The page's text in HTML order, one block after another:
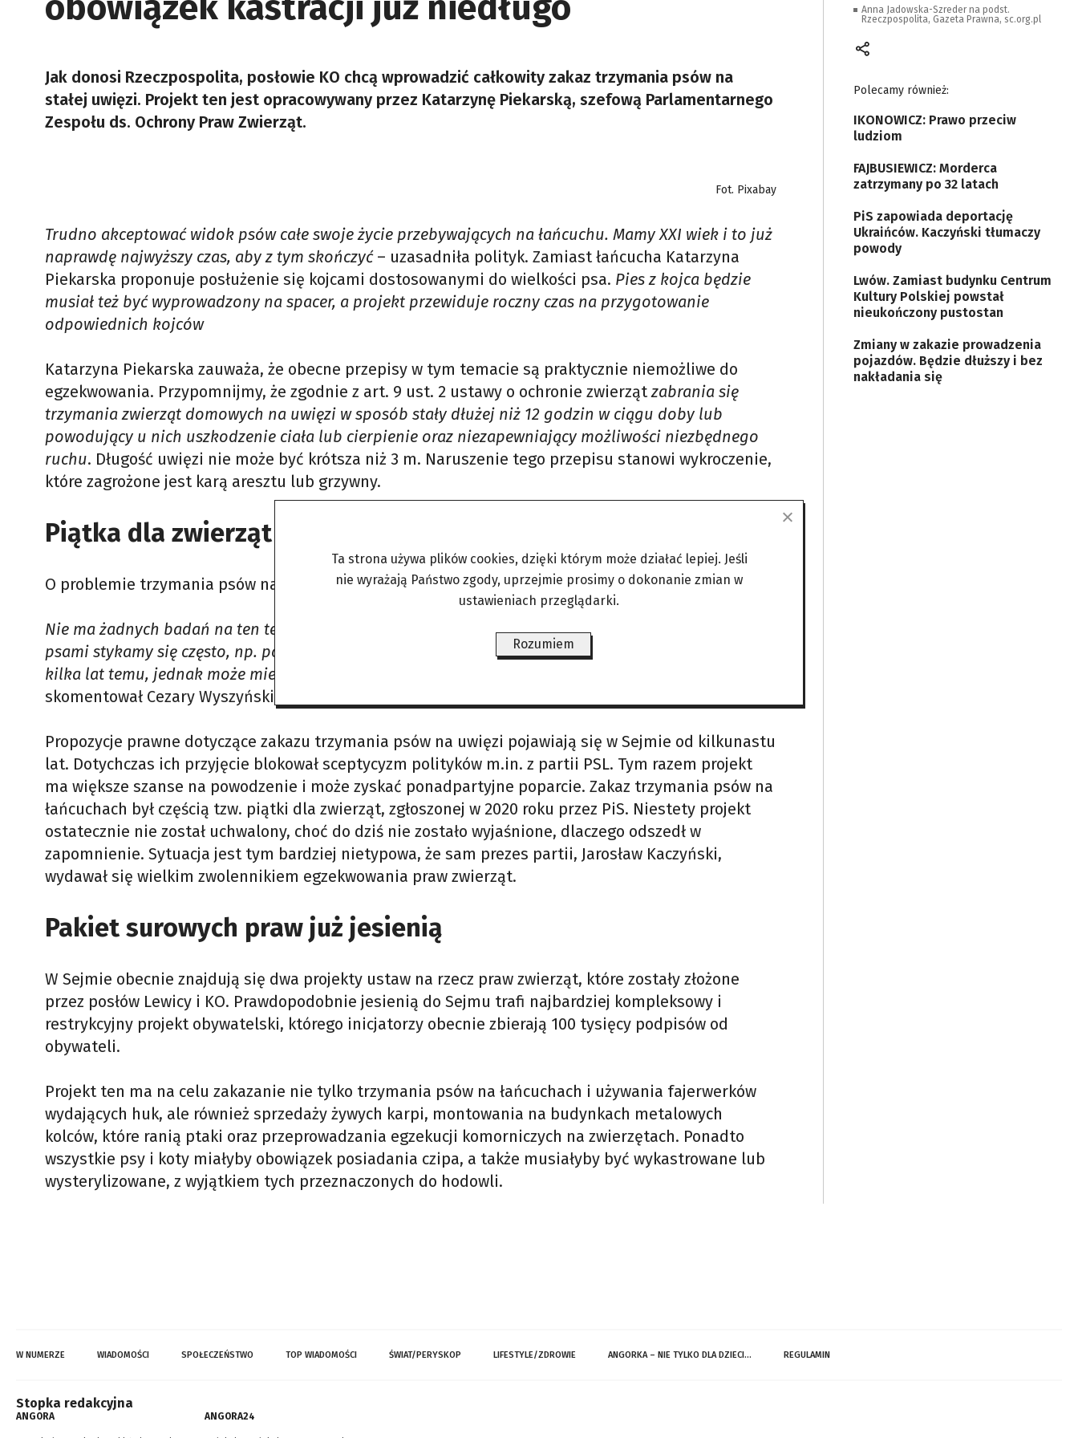
Jak donosi Rzeczpospolita, posłowie KO chcą wprowadzić całkowity zakaz trzymania psów na
stałej uwięzi. Projekt ten jest opracowywany przez Katarzynę Piekarską, szefową Parlamentarnego
Zespołu ds. Ochrony Praw Zwierząt.
Fot. Pixabay
Trudno akceptować widok psów całe swoje życie przebywających na łańcuchu. Mamy XXI wiek i to już
naprawdę najwyższy czas, aby z tym skończyć– uzasadniła polityk. Zamiast łańcucha Katarzyna
Piekarska proponuje posłużenie się kojcami dostosowanymi do wielkości psa. Pies z kojca będzie
musiał też być wyprowadzony na spacer, a projekt przewiduje roczny czas na przygotowanie
odpowiednich kojców
Katarzyna Piekarska zauważa, że obecne przepisy w tym temacie są praktycznie niemożliwe do
egzekwowania. Przypomnijmy, że zgodnie z art. 9 ust. 2 ustawy o ochronie zwierzątzabrania się
trzymania zwierząt domowych na uwięzi w sposób stały dłużej niż 12 godzin w ciągu doby lub
powodujący u nich uszkodzenie ciała lub cierpienie oraz niezapewniający możliwości niezbędnego
ruchu. Długość uwięzi nie może być krótsza niż 3 m. Naruszenie tego przepisu stanowi wykroczenie,
które zagrożone jest karą aresztu lub grzywny.
Piątka dla zwierząt i inne
O problemie trzymania psów na uwięzi od lat alarmują przeróżne organizacje prozwierzęce.
Nie ma żadnych badań na ten temat i trudno oszacować skalę zjawiska, jednak ze stale uwiązanymi
psami stykamy się często, np. podczas naszych interwencji. Wydaje się, że jest ich mniej niż jeszcze
kilka lat temu, jednak może mieć to związek z generalnym zmniejszeniem się liczby psów we wsiach
skomentował Cezary Wyszyński z fundacji
Propozycje prawne dotyczące zakazu trzymania psów na uwięzi pojawiają się w Sejmie od kilkunastu
lat. Dotychczas ich przyjęcie blokował sceptycyzm polityków m.in. z partii PSL. Tym razem projekt
ma większe szanse na powodzenie i może zyskać ponadpartyjne poparcie. Zakaz trzymania psów na
łańcuchach był częścią tzw. piątki dla zwierząt, zgłoszonej w 2020 roku przez PiS. Niestety projekt
ostatecznie nie został uchwalony, choć do dziś nie zostało wyjaśnione, dlaczego odszedł w
zapomnienie. Sytuacja jest tym bardziej nietypowa, że sam prezes partii, Jarosław Kaczyński,
wydawał się wielkim zwolennikiem egzekwowania praw zwierząt.
Pakiet surowych praw już jesienią
W Sejmie obecnie znajdują się dwa projekty ustaw na rzecz praw zwierząt, które zostały złożone
przez posłów Lewicy i KO. Prawdopodobnie jesienią do Sejmu trafi najbardziej kompleksowy i
restrykcyjny projekt obywatelski, którego inicjatorzy obecnie zbierają 100 tysięcy podpisów od
obywateli.
Projekt ten ma na celu zakazanie nie tylko trzymania psów na łańcuchach i używania fajerwerków
wydających huk, ale również sprzedaży żywych karpi, montowania na budynkach metalowych
kolców, które ranią ptaki oraz przeprowadzania egzekucji komorniczych na zwierzętach. Ponadto
wszystkie psy i koty miałyby obowiązek posiadania czipa, a także musiałyby być wykastrowane lub
wysterylizowane, z wyjątkiem tych przeznaczonych do hodowli.
Anna Jadowska-Szreder na podst.
Rzeczpospolita, Gazeta Prawna, sc.org.pl
Polecamy również:
IKONOWICZ: Prawo przeciw
ludziom
FAJBUSIEWICZ: Morderca
zatrzymany po 32 latach
PiS zapowiada deportację
Ukraińców. Kaczyński tłumaczy
powody
Lwów. Zamiast budynku Centrum
Kultury Polskiej powstał
nieukończony pustostan
Zmiany w zakazie prowadzenia
pojazdów. Będzie dłuższy i bez
nakładania się
W NUMERZE WIADOMOŚCI SPOŁECZEŃSTWO TOP WIADOMOŚCI ŚWIAT/PERYSKOP LIFESTYLE/ZDROWIE ANGORKA – NIE TYLKO DLA DZIECI… REGULAMIN
Stopka redakcyjna
ANGORA ANGORA24
Ta strona używa plików cookies, dzięki którym może działać lepiej. Jeśli
nie wyrażają Państwo zgody, uprzejmie prosimy o dokonanie zmian w
ustawieniach przeglądarki.
Rozumiem